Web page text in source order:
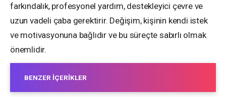
farkındalık, profesyonel yardım, destekleyici çevre ve
uzun vadeli çaba gerektirir. Değişim, kişinin kendi istek
ve motivasyonuna bağlıdır ve bu süreçte sabırlı olmak
önemlidir.
BENZER İÇERIKLER